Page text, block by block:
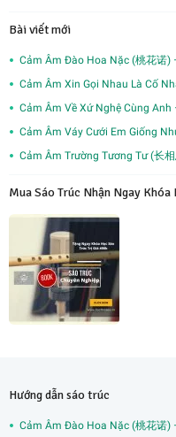
Bài viết mới
Cảm Âm Đào Hoa Nặc (桃花诺)
Cảm Âm Xin Gọi Nhau Là Cố
Cảm Âm Về Xứ Nghệ Cùng
Cảm Âm Váy Cưới Em Giống
Cảm Âm Trường Tương Tư (长
Mua Sáo Trúc Nhận Ngay Khóa
Hướng dẫn sáo trúc
Cảm Âm Đào Hoa Nặc (桃花诺)